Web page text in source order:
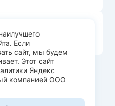
2026
Если
сайт, мы будем
Этот сайт
Яндекс
компанией ООО